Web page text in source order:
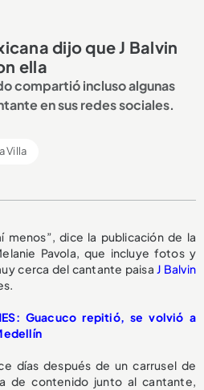
dijo que J Balvin
ella
compartió incluso algunas
en sus redes sociales.
Villa
menos”, dice la publicación de la
Pavola, que incluye fotos y
cerca del cantante paisa J Balvin
Guacuco repitió, se volvió a
días después de un carrusel de
de contenido junto al cantante,